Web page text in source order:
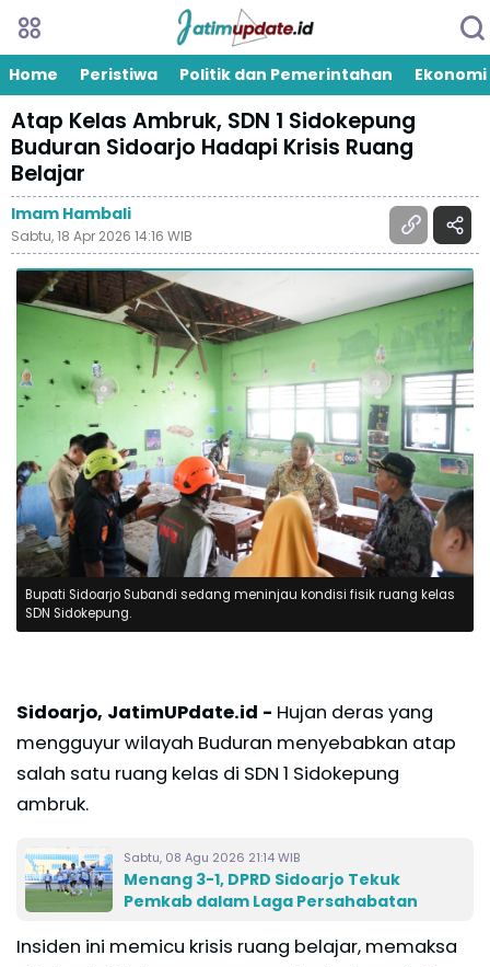
Home Peristiwa Politik dan Pemerintahan Ekonomi
Atap Kelas Ambruk, SDN 1 Sidokepung
Buduran Sidoarjo Hadapi Krisis Ruang
Belajar
Imam Hambali
Sabtu, 18 Apr 2026 14:16 WIB
Bupati Sidoarjo Subandi sedang meninjau kondisi fisik ruang kelas
SDN Sidokepung.
Sidoarjo, JatimUPdate.id - Hujan deras yang
mengguyur wilayah Buduran menyebabkan atap
salah satu ruang kelas di SDN 1 Sidokepung
ambruk.
Sabtu, 08 Agu 2026 21:14 WIB
Menang 3-1, DPRD Sidoarjo Tekuk
Pemkab dalam Laga Persahabatan
Insiden ini memicu krisis ruang belajar, memaksa